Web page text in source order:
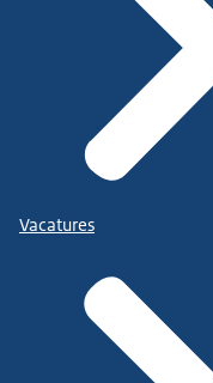
Vacatures